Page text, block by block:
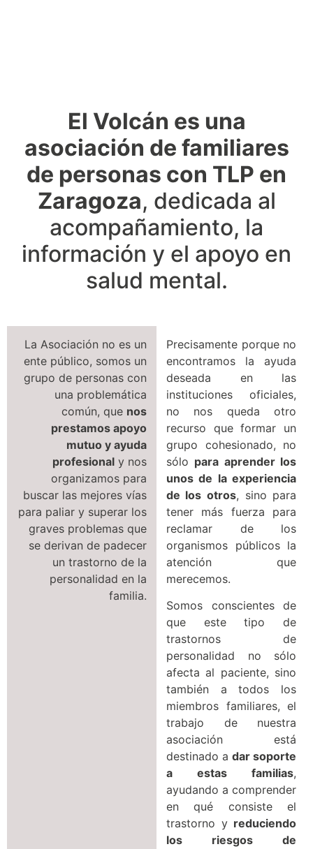
El Volcán es una
asociación de familiares
de personas con TLP en
Zaragoza, dedicada al
acompañamiento, la
información y el apoyo en
salud mental.
La Asociación no es un
ente público, somos un
grupo de personas con
una problemática
común, que nos
prestamos apoyo
mutuo y ayuda
profesional y nos
organizamos para
buscar las mejores vías
para paliar y superar los
graves problemas que
se derivan de padecer
un trastorno de la
personalidad en la
familia.
Precisamente porque no
encontramos la ayuda
deseada en las
instituciones oficiales,
no nos queda otro
recurso que formar un
grupo cohesionado, no
sólo para aprender los
unos de la experiencia
de los otros, sino para
tener más fuerza para
reclamar de los
organismos públicos la
atención que
merecemos.
Somos conscientes de
que este tipo de
trastornos de
personalidad no sólo
afecta al paciente, sino
también a todos los
miembros familiares, el
trabajo de nuestra
asociación está
destinado adar soporte
a estas familias,
ayudando a comprender
en qué consiste el
trastorno y reduciendo
los riesgos de